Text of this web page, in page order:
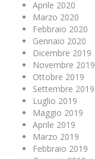
Aprile 2020
Marzo 2020
Febbraio 2020
Gennaio 2020
Dicembre 2019
Novembre 2019
Ottobre 2019
Settembre 2019
Luglio 2019
Maggio 2019
Aprile 2019
Marzo 2019
Febbraio 2019